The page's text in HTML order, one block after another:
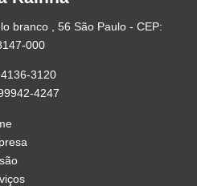
branco , 56 São Paulo - CEP:
000
3120
4247